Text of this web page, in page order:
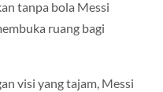
tanpa bola Messi
ruang bagi
visi yang tajam, Messi